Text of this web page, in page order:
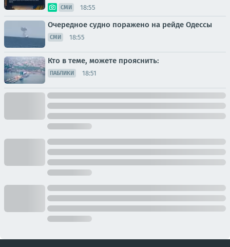
СМИ 18:55
Очередное судно поражено на рейде Одессы
СМИ 18:55
Кто в теме, можете прояснить:
ПАБЛИКИ 18:51